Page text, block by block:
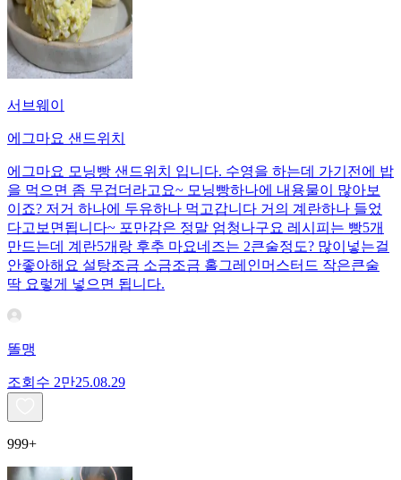
서브웨이
에그마요 샌드위치
에그마요 모닝빵 샌드위치 입니다. 수영을 하는데 가기전에 밥
을 먹으면 좀 무겁더라고요~ 모닝빵하나에 내용물이 많아보
이죠? 저거 하나에 두유하나 먹고갑니다 거의 계란하나 들었
다고보면됩니다~ 포만감은 정말 엄청나구요 레시피는 빵5개
만드는데 계란5개랑 후추 마요네즈는 2큰술정도? 많이넣는걸
안좋아해요 설탕조금 소금조금 홀그레인머스터드 작은큰술
딱 요렇게 넣으면 됩니다.
똘맹
조회수 2만25.08.29
999+